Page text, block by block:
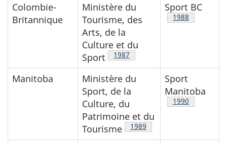
Colombie-
Britannique
Ministère du
Tourisme, des
Arts, de la
Culture et du
Sport
Note de bas de page
1987
Sport BC
Note de bas de
1988
Manitoba
Ministère du
Sport, de la
Culture, du
Patrimoine et du
Tourisme
Note de bas de page
1989
Sport
Manitoba
Note de bas de
1990